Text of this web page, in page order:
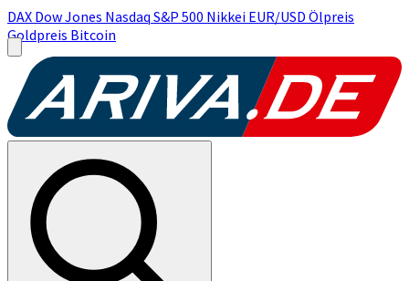
DAX Dow Jones Nasdaq S&P 500 Nikkei EUR/USD Ölpreis
Goldpreis Bitcoin